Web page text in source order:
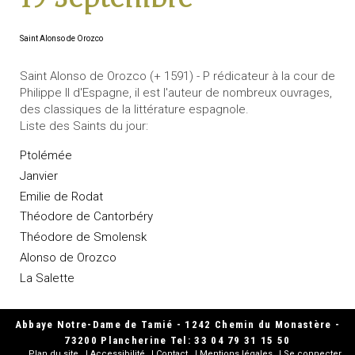
Saint Alonso de Orozco
Saint Alonso de Orozco (+ 1591) - P rédicateur à la cour de
Philippe II d'Espagne, il est l'auteur de nombreux ouvrages,
des classiques de la littérature espagnole.
Liste des Saints du jour:
Ptolémée
Janvier
Emilie de Rodat
Théodore de Cantorbéry
Théodore de Smolensk
Alonso de Orozco
La Salette
Abbaye Notre-Dame de Tamié - 1242 Chemin du Monastère -
73200 Plancherine Tel: 33 04 79 31 15 50